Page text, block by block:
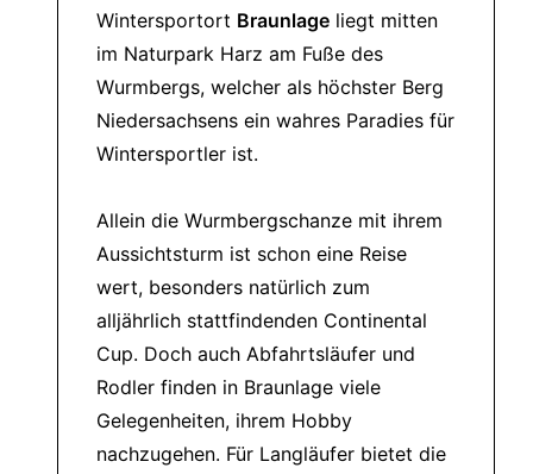
Wintersportort Braunlage liegt mitten
im Naturpark Harz am Fuße des
Wurmbergs, welcher als höchster Berg
Niedersachsens ein wahres Paradies für
Wintersportler ist.
Allein die Wurmbergschanze mit ihrem
Aussichtsturm ist schon eine Reise
wert, besonders natürlich zum
alljährlich stattfindenden Continental
Cup. Doch auch Abfahrtsläufer und
Rodler finden in Braunlage viele
Gelegenheiten, ihrem Hobby
nachzugehen. Für Langläufer bietet die